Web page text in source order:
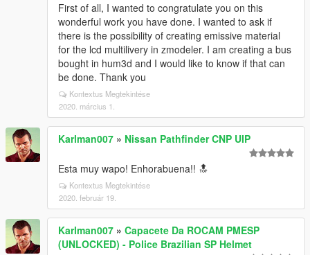
First of all, I wanted to congratulate you on this
wonderful work you have done. I wanted to ask if
there is the possibility of creating emissive material
for the lcd multilivery in zmodeler. I am creating a bus
bought in hum3d and I would like to know if that can
be done. Thank you
Kontextus Megtekintése
2020. március 1.
Karlman007 » Nissan Pathfinder CNP UIP
Esta muy wapo! Enhorabuena!! 🔝
Kontextus Megtekintése
2020. február 19.
Karlman007 » Capacete Da ROCAM PMESP
(UNLOCKED) - Police Brazilian SP Helmet